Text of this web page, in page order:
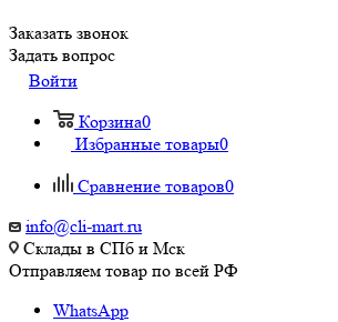
Заказать звонок
Задать вопрос
Войти
Корзина0
Избранные товары0
Сравнение товаров0
info@cli-mart.ru
Склады в СПб и Мск
Отправляем товар по всей РФ
WhatsApp